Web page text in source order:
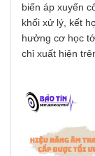
biến áp xuyến
khối xử lý, kết
hưởng cơ học
chỉ xuất hiện